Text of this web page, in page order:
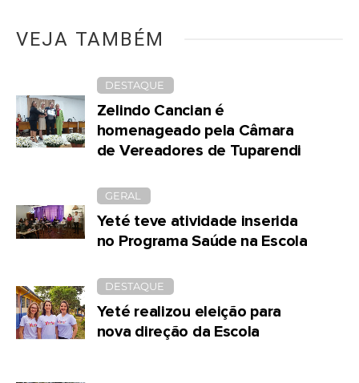
VEJA TAMBÉM
DESTAQUE
Zelindo Cancian é
homenageado pela Câmara
de Vereadores de Tuparendi
GERAL
Yeté teve atividade inserida
no Programa Saúde na Escola
DESTAQUE
Yeté realizou eleição para
nova direção da Escola